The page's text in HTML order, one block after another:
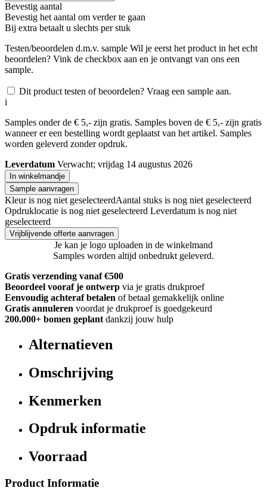
Bevestig aantal
Bevestig het aantal om verder te gaan
Bij extra betaalt u slechts per stuk
Testen/beoordelen d.m.v. sample Wil je eerst het product in het echt
beoordelen? Vink de checkbox aan en je ontvangt van ons een
sample.
Dit product testen of beoordelen? Vraag een sample aan.
i
Samples onder de € 5,- zijn gratis. Samples boven de € 5,- zijn gratis
wanneer er een bestelling wordt geplaatst van het artikel. Samples
worden geleverd zonder opdruk.
Leverdatum Verwacht; vrijdag 14 augustus 2026
In winkelmandje
Sample aanvragen
Kleur is nog niet geselecteerdAantal stuks is nog niet geselecteerd
Opdruklocatie is nog niet geselecteerd Leverdatum is nog niet
geselecteerd
Vrijblijvende offerte aanvragen
Je kan je logo uploaden in de winkelmand
Samples worden altijd onbedrukt geleverd.
Gratis verzending vanaf €500
Beoordeel vooraf je ontwerp via je gratis drukproef
Eenvoudig achteraf betalen of betaal gemakkelijk online
Gratis annuleren voordat je drukproef is goedgekeurd
200.000+ bomen geplant dankzij jouw hulp
Alternatieven
Omschrijving
Kenmerken
Opdruk informatie
Voorraad
Product Informatie